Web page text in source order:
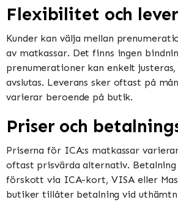
Flexibilitet och
Kunder kan välja mellan
av matkassar. Det finns ingen
prenumerationer kan enkelt justeras,
avslutas. Leverans sker oftast på
varierar beroende på butik​​​​.
Priser och
Priserna för ICA:s matkassar
oftast prisvärda alternativ.
förskott via ICA-kort, VISA eller
butiker tillåter betalning vid